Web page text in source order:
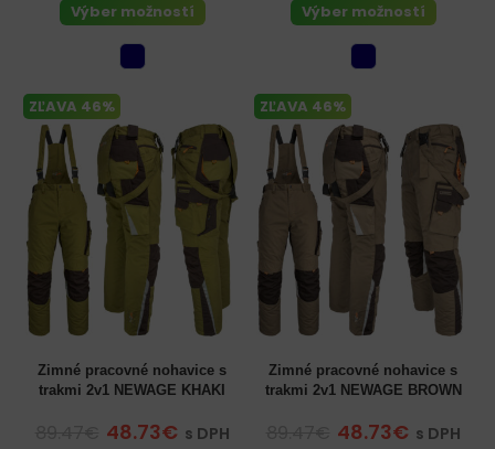
Výber možností Výber možností
ZĽAVA 46%
Zimné pracovné nohavice s
trakmi 2v1 NEWAGE KHAKI
48.73€ s DPH
ZĽAVA 46%
Zimné pracovné nohavice s
trakmi 2v1 NEWAGE BROWN
48.73€ s DPH